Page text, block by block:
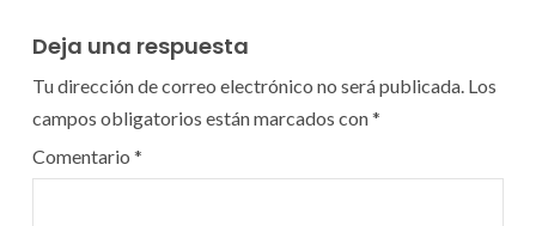
Deja una respuesta
Tu dirección de correo electrónico no será publicada. Los
campos obligatorios están marcados con*
Comentario *